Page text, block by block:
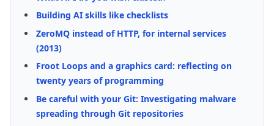
Building AI skills like checklists
ZeroMQ instead of HTTP, for internal services
(2013)
Froot Loops and a graphics card: reflecting on
twenty years of programming
Be careful with your Git: Investigating malware
spreading through Git repositories